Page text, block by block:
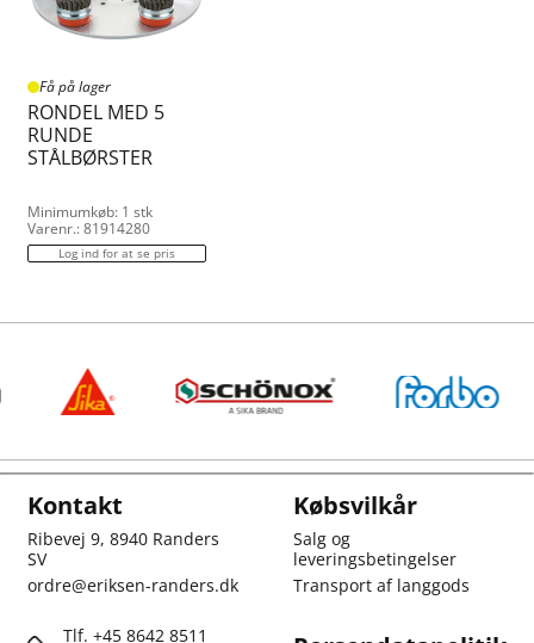
Få på lager
RONDEL MED 5
RUNDE
STÅLBØRSTER
Minimumkøb: 1 stk
Varenr.: 81914280
Log ind for at se pris
Kontakt
Ribevej 9, 8940 Randers
SV
ordre@eriksen-randers.dk
Tlf. +45 8642 8511
Købsvilkår
Salg og
leveringsbetingelser
Transport af langgods